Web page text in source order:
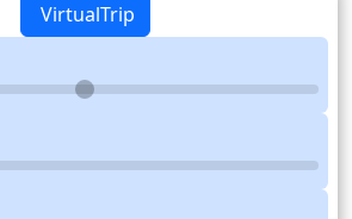
VirtualTrip